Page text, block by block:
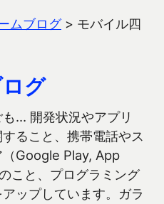
ムブログ> モバイル四
グ
… 開発状況やアプリ
ること、携帯電話やス
（Google Play, App
こと、プログラミング
ップしています。ガラ